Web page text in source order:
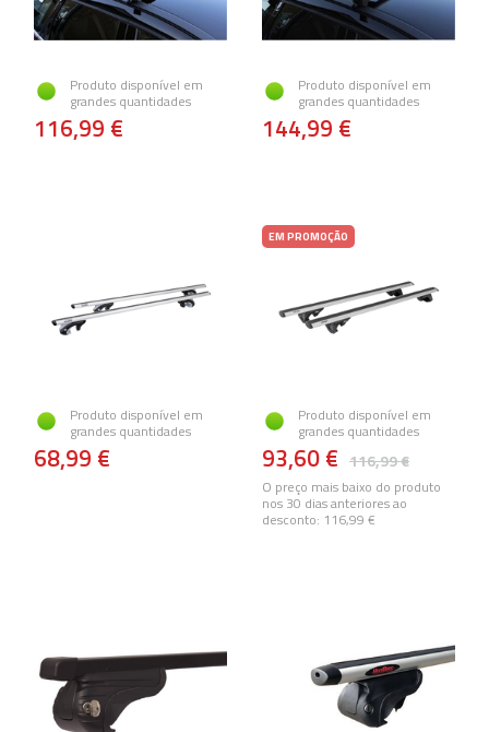
Produto disponível em
grandes quantidades
116,99 €
Produto disponível em
grandes quantidades
144,99 €
Produto disponível em
grandes quantidades
68,99 €
EM PROMOÇÃO
Produto disponível em
grandes quantidades
116,99 €
93,60 €
O preço mais baixo do produto
nos 30 dias anteriores ao
desconto: 116,99 €